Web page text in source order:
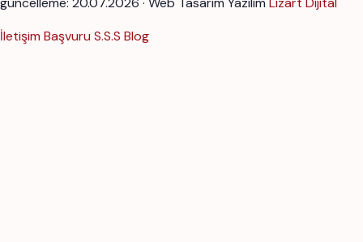
İletişim Başvuru S.S.S Blog